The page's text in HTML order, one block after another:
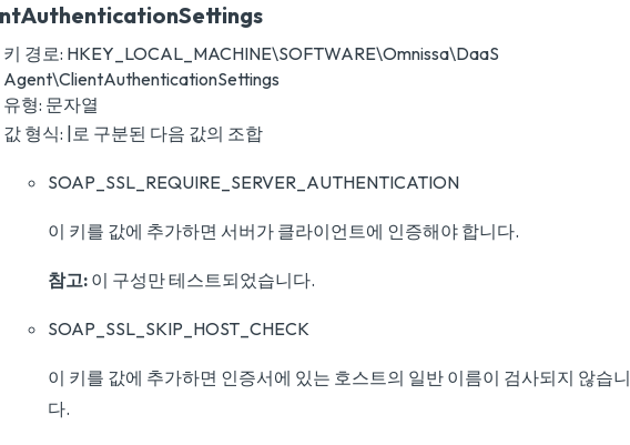
키 경로: HKEY_LOCAL_MACHINE\SOFTWARE\Omnissa\DaaS
Agent\ClientAuthenticationSettings
유형: 문자열
값 형식: |로 구분된 다음 값의 조합
SOAP_SSL_REQUIRE_SERVER_AUTHENTICATION
이 키를 값에 추가하면 서버가 클라이언트에 인증해야 합니다.
참고: 이 구성만 테스트되었습니다.
SOAP_SSL_SKIP_HOST_CHECK
이 키를 값에 추가하면 인증서에 있는 호스트의 일반 이름이 검사되지 않습니
다.